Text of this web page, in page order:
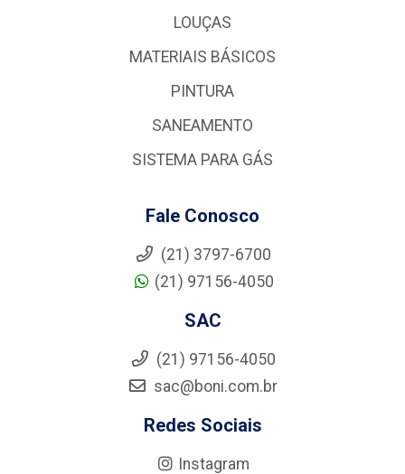
LOUÇAS
MATERIAIS BÁSICOS
PINTURA
SANEAMENTO
SISTEMA PARA GÁS
Fale Conosco
(21) 3797-6700
(21) 97156-4050
SAC
(21) 97156-4050
sac@boni.com.br
Redes Sociais
Instagram